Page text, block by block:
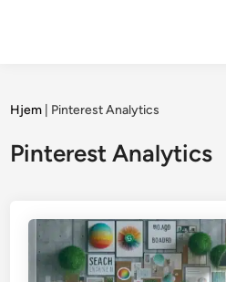
Hjem Pinterest Analytics
Pinterest Analytics